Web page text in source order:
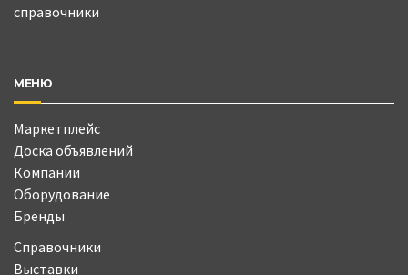
справочники
МЕНЮ
Маркетплейс
Доска объявлений
Компании
Оборудование
Бренды
Справочники
Выставки